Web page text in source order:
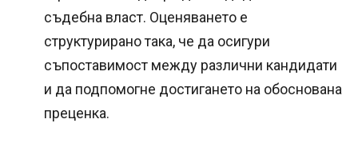
съдебна власт. Оценяването е
структурирано така, че да осигури
съпоставимост между различни кандидати
и да подпомогне достигането на обоснована
преценка.